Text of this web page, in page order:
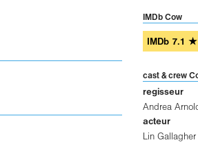
IMDb Cow
IMDb 7.1 ★
cast & crew
regisseur
Andrea
acteur
Lin Gallagher